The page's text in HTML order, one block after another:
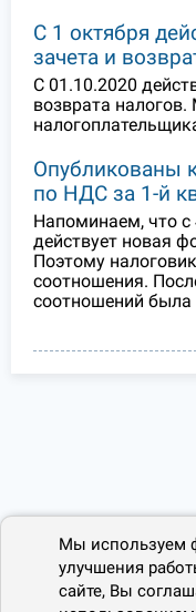
С 1 октября
зачета и
С 01.10.2020
возврата
Опубликованы
по НДС за 1-й
Напоминаем, что с
действует новая
Поэтому
соотношения.
соотношений была
Мы используем
улучшения
сайте, Вы